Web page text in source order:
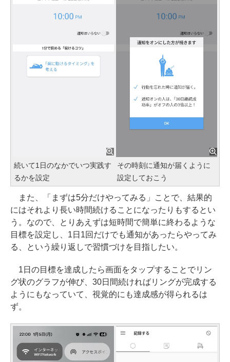
続いて1日のなかでいつ実践す
るかを設定
その時刻に通知が届くように
設定しておこう
また、「まずは5分だけやってみる」ことで、結果的
にはそれより長い時間続けることになったりもするとい
う。なので、とりあえずは短時間で簡単に終わるような
目標を設定し、1日1回だけでも通知があったらやってみ
る、という繰り返しで習慣づけを目指したい。
1日の目標を達成したら画面をタップすることでリン
グ状のグラフが伸び、30日間続ければリングが完成する
ようにもなっていて、視覚的にも達成感が得られるは
ず。